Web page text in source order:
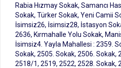
Rabia Hızmay Sokak, Samancı
Sokak, Türker Sokak, Yeni Camii
İsimsiz26, İsimsiz28, İstasyon
2636, Kırmahalle Yolu Sokak,
İsimsiz4. Yayla Mahallesi : 2359.
Sokak, 2505. Sokak, 2506. Sokak,
2518/1, 2519, 2522, 2528. Sokak,